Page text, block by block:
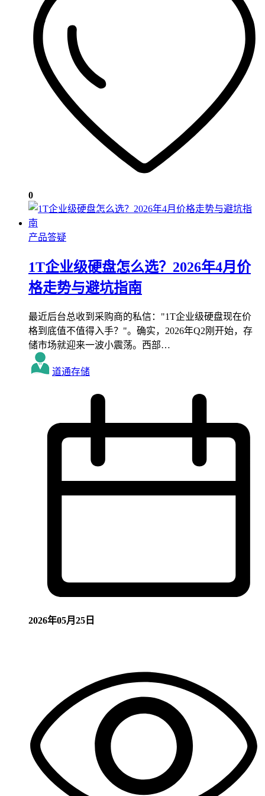
0
产品答疑
1T企业级硬盘怎么选？2026年4月价
格走势与避坑指南
最近后台总收到采购商的私信："1T企业级硬盘现在价
格到底值不值得入手？"。确实，2026年Q2刚开始，存
储市场就迎来一波小震荡。西部…
道通存储
2026年05月25日